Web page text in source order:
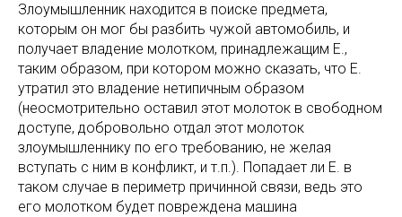
Злоумышленник находится в поиске предмета,
которым он мог бы разбить чужой автомобиль, и
получает владение молотком, принадлежащим Е.,
таким образом, при котором можно сказать, что Е.
утратил это владение нетипичным образом
(неосмотрительно оставил этот молоток в свободном
доступе, добровольно отдал этот молоток
злоумышленнику по его требованию, не желая
вступать с ним в конфликт, и т.п.). Попадает ли Е. в
таком случае в периметр причинной связи, ведь это
его молотком будет повреждена машина